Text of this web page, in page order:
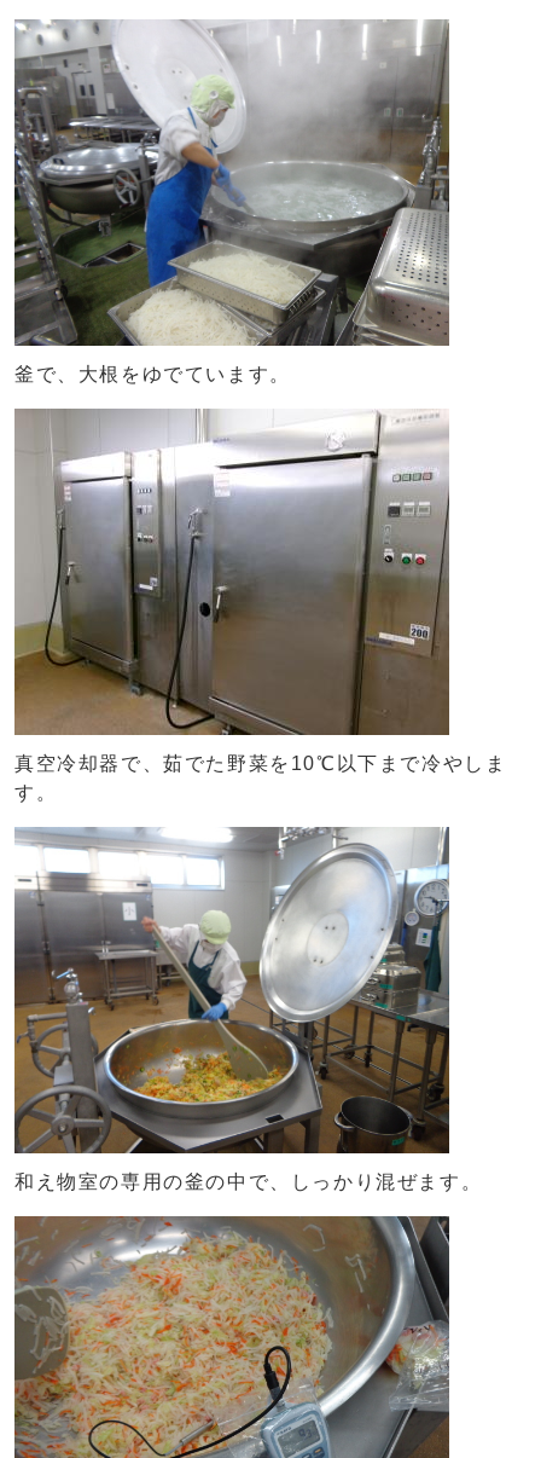
釜で、大根をゆでています。
真空冷却器で、茹でた野菜を10℃以下まで冷やしま
す。
和え物室の専用の釜の中で、しっかり混ぜます。